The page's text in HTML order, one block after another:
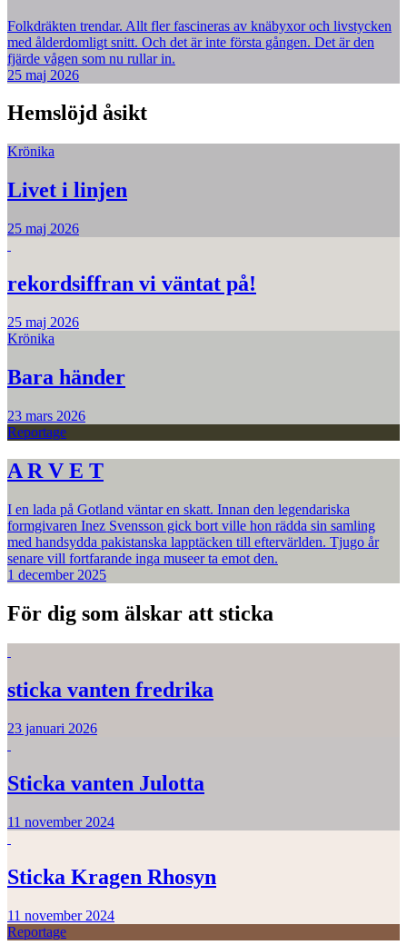
Folkdräkten trendar. Allt fler fascineras av knäbyxor och livstycken
med ålderdomligt snitt. Och det är inte första gången. Det är den
fjärde vågen som nu rullar in.
25 maj 2026
Hemslöjd åsikt
Krönika
Livet i linjen
25 maj 2026
rekordsiffran vi väntat på!
25 maj 2026
Krönika
Bara händer
23 mars 2026
Reportage
A R V E T
I en lada på Gotland väntar en skatt. Innan den legendariska
formgivaren Inez Svensson gick bort ville hon rädda sin samling
med handsydda pakistanska lapptäcken till eftervärlden. Tjugo år
senare vill fortfarande inga museer ta emot den.
1 december 2025
För dig som älskar att sticka
sticka vanten fredrika
23 januari 2026
Sticka vanten Julotta
11 november 2024
Sticka Kragen Rhosyn
11 november 2024
Reportage